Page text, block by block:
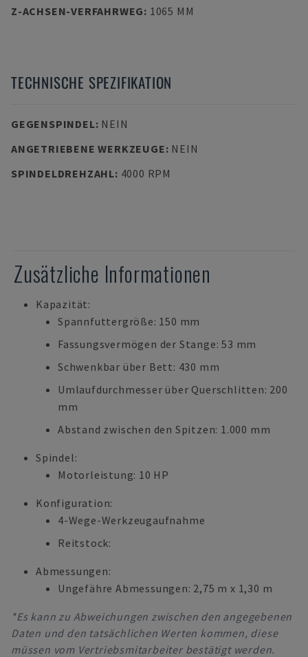
Z-ACHSEN-VERFAHRWEG: 1065 MM
TECHNISCHE SPEZIFIKATION
GEGENSPINDEL: NEIN
ANGETRIEBENE WERKZEUGE: NEIN
SPINDELDREHZAHL: 4000 RPM
Zusätzliche Informationen
Kapazität:
Spannfuttergröße: 150 mm
Fassungsvermögen der Stange: 53 mm
Schwenkbar über Bett: 430 mm
Umlaufdurchmesser über Querschlitten: 200
mm
Abstand zwischen den Spitzen: 1.000 mm
Spindel:
Motorleistung: 10 HP
Konfiguration:
4-Wege-Werkzeugaufnahme
Reitstock:
Abmessungen:
Ungefähre Abmessungen: 2,75 m x 1,30 m
*Es kann zu Abweichungen zwischen den angegebenen
Daten und den tatsächlichen Werten kommen, diese
müssen vom Vertriebsmitarbeiter bestätigt werden.